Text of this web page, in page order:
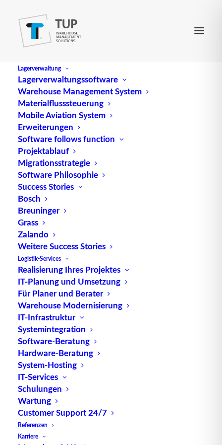
Lagerverwaltung
Lagerverwaltungssoftware
Warehouse Management System
Materialflusssteuerung
Mobile Aviation System
Erweiterungen
Software follows function
Projektablauf
Migrationsstrategie
Software Philosophie
Success Stories
Bosch
Breuninger
Grass
Zalando
Weitere Success Stories
Logistik-Services
Realisierung Ihres Projektes
IT-Planung und Umsetzung
Für Planer und Berater
Warehouse Modernisierung
IT-Infrastruktur
Systemintegration
Software-Beratung
Hardware-Beratung
System-Hosting
IT-Services
Schulungen
Wartung
Customer Support 24/7
Referenzen
Karriere
Backlog
In Unternehmen bezeichnet der Begriff „Backlog“
den Auftragsbestand oder gelegentlich auch einen
Auftragsrückstand. Dieser Begriff wird in
verschiedenen Kontexten verwendet, einschließlich
der Produktentwicklung, des Projektmanagements,
der Fertigung und des Kundensupports.
Ein Backlog entsteht, wenn Aufträge oder
Anforderungen nicht sofort bearbeitet oder
erledigt werden können. Dies kann verschiedene
Gründe haben, wie begrenzte Ressourcen,
Kapazitätsengpässe, Priorisierung von
oder unvorhergesehene Ereignisse. In der
Produktentwicklung beispielsweise kann der
Backlog Aufgaben umfassen, die noch nicht in
einer bestimmten Iteration oder Sprint
abgeschlossen wurden, aber für zukünftige
Entwicklungszyklen geplant sind.
Das Management des Backlogs ist entscheidend,
um sicherzustellen, dass wichtige Aufgaben
rechtzeitig erledigt werden und keine unnötigen
Verzögerungen auftreten. Dazu gehören effektive
Priorisierungsstrategien, regelmäßige Überprüfung